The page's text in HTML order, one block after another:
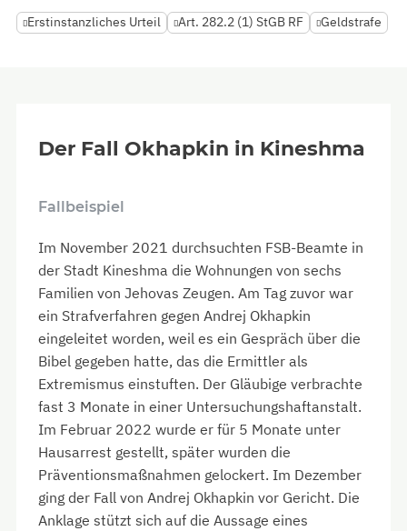
Erstinstanzliches Urteil Art. 282.2 (1) StGB RF Geldstrafe
Der Fall Okhapkin in Kineshma
Fallbeispiel
Im November 2021 durchsuchten FSB-Beamte in
der Stadt Kineshma die Wohnungen von sechs
Familien von Jehovas Zeugen. Am Tag zuvor war
ein Strafverfahren gegen Andrej Okhapkin
eingeleitet worden, weil es ein Gespräch über die
Bibel gegeben hatte, das die Ermittler als
Extremismus einstuften. Der Gläubige verbrachte
fast 3 Monate in einer Untersuchungshaftanstalt.
Im Februar 2022 wurde er für 5 Monate unter
Hausarrest gestellt, später wurden die
Präventionsmaßnahmen gelockert. Im Dezember
ging der Fall von Andrej Okhapkin vor Gericht. Die
Anklage stützt sich auf die Aussage eines